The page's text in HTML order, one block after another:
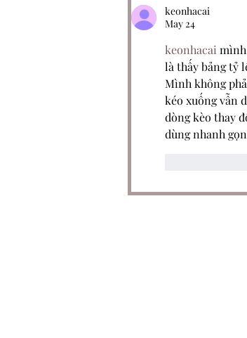
keonhacai
May 24
keonhacai
là thấy bảng tỷ
Mình không
kéo xuống vẫn
dòng kèo thay
dùng nhanh